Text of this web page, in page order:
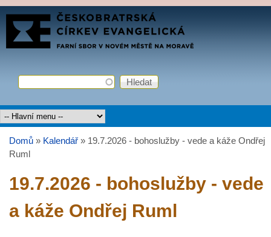
Přejít k hlavnímu obsahu
FARNÍ
SBOR
Vyhledávání
Hledat
Hlavní menu
Jste zde
Domů » Kalendář » 19.7.2026 - bohoslužby - vede a káže Ondřej
Ruml
19.7.2026 - bohoslužby - vede
a káže Ondřej Ruml